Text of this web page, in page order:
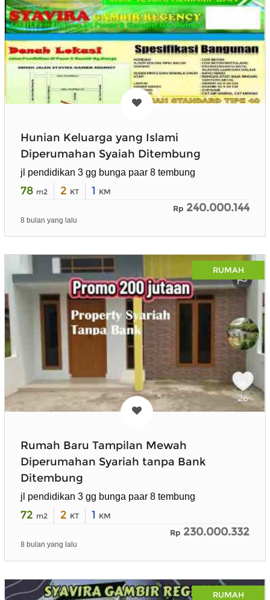
Hunian Keluarga yang Islami
Diperumahan Syaiah Ditembung
jl pendidikan 3 gg bunga paar 8 tembung
78 m2 2 KT 1 KM
Rp 240.000.144
8 bulan yang lalu
RUMAH
Rumah Baru Tampilan Mewah
Diperumahan Syariah tanpa Bank
Ditembung
jl pendidikan 3 gg bunga paar 8 tembung
72 m2 2 KT 1 KM
Rp 230.000.332
8 bulan yang lalu
RUMAH